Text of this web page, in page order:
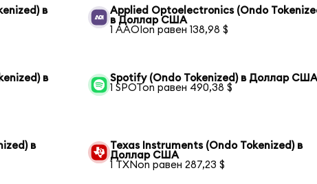
в
Applied Optoelectronics (Ondo
в Доллар США
1 AAOIon равен 138,98 $
в
Spotify (Ondo Tokenized) в Доллар США
1 SPOTon равен 490,38 $
в
Texas Instruments (Ondo Tokenized) в
Доллар США
1 TXNon равен 287,23 $